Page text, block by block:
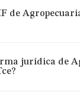
de
jurídica de